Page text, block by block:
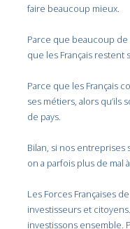
faire beaucoup mieux.
Parce que beaucoup
que les Français restent
Parce que les Français
ses métiers, alors qu’ils
de pays.
Bilan, si nos
on a parfois plus de mal
Les Forces Françaises
investisseurs et
investissons ensemble.